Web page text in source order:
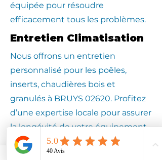
équipée pour résoudre
efficacement tous les problèmes.
Entretien Climatisation
Nous offrons un entretien
personnalisé pour les poêles,
inserts, chaudières bois et
granulés à BRUYS 02620. Profitez
d’une expertise locale pour assurer
la longévité de votre équipement.